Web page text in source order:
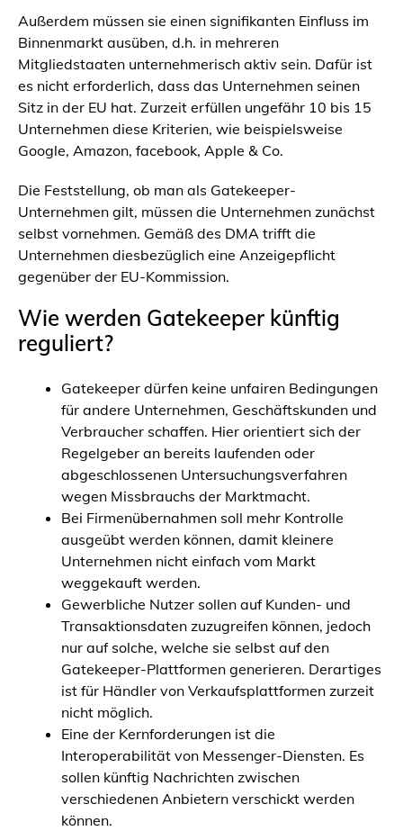
Außerdem müssen sie einen signifikanten Einfluss im
Binnenmarkt ausüben, d.h. in mehreren
Mitgliedstaaten unternehmerisch aktiv sein. Dafür ist
es nicht erforderlich, dass das Unternehmen seinen
Sitz in der EU hat. Zurzeit erfüllen ungefähr 10 bis 15
Unternehmen diese Kriterien, wie beispielsweise
Google, Amazon, facebook, Apple & Co.
Die Feststellung, ob man als Gatekeeper-
Unternehmen gilt, müssen die Unternehmen zunächst
selbst vornehmen. Gemäß des DMA trifft die
Unternehmen diesbezüglich eine Anzeigepflicht
gegenüber der EU-Kommission.
Wie werden Gatekeeper künftig
reguliert?
Gatekeeper dürfen keine unfairen Bedingungen
für andere Unternehmen, Geschäftskunden und
Verbraucher schaffen. Hier orientiert sich der
Regelgeber an bereits laufenden oder
abgeschlossenen Untersuchungsverfahren
wegen Missbrauchs der Marktmacht.
Bei Firmenübernahmen soll mehr Kontrolle
ausgeübt werden können, damit kleinere
Unternehmen nicht einfach vom Markt
weggekauft werden.
Gewerbliche Nutzer sollen auf Kunden- und
Transaktionsdaten zuzugreifen können, jedoch
nur auf solche, welche sie selbst auf den
Gatekeeper-Plattformen generieren. Derartiges
ist für Händler von Verkaufsplattformen zurzeit
nicht möglich.
Eine der Kernforderungen ist die
Interoperabilität von Messenger-Diensten. Es
sollen künftig Nachrichten zwischen
verschiedenen Anbietern verschickt werden
können.